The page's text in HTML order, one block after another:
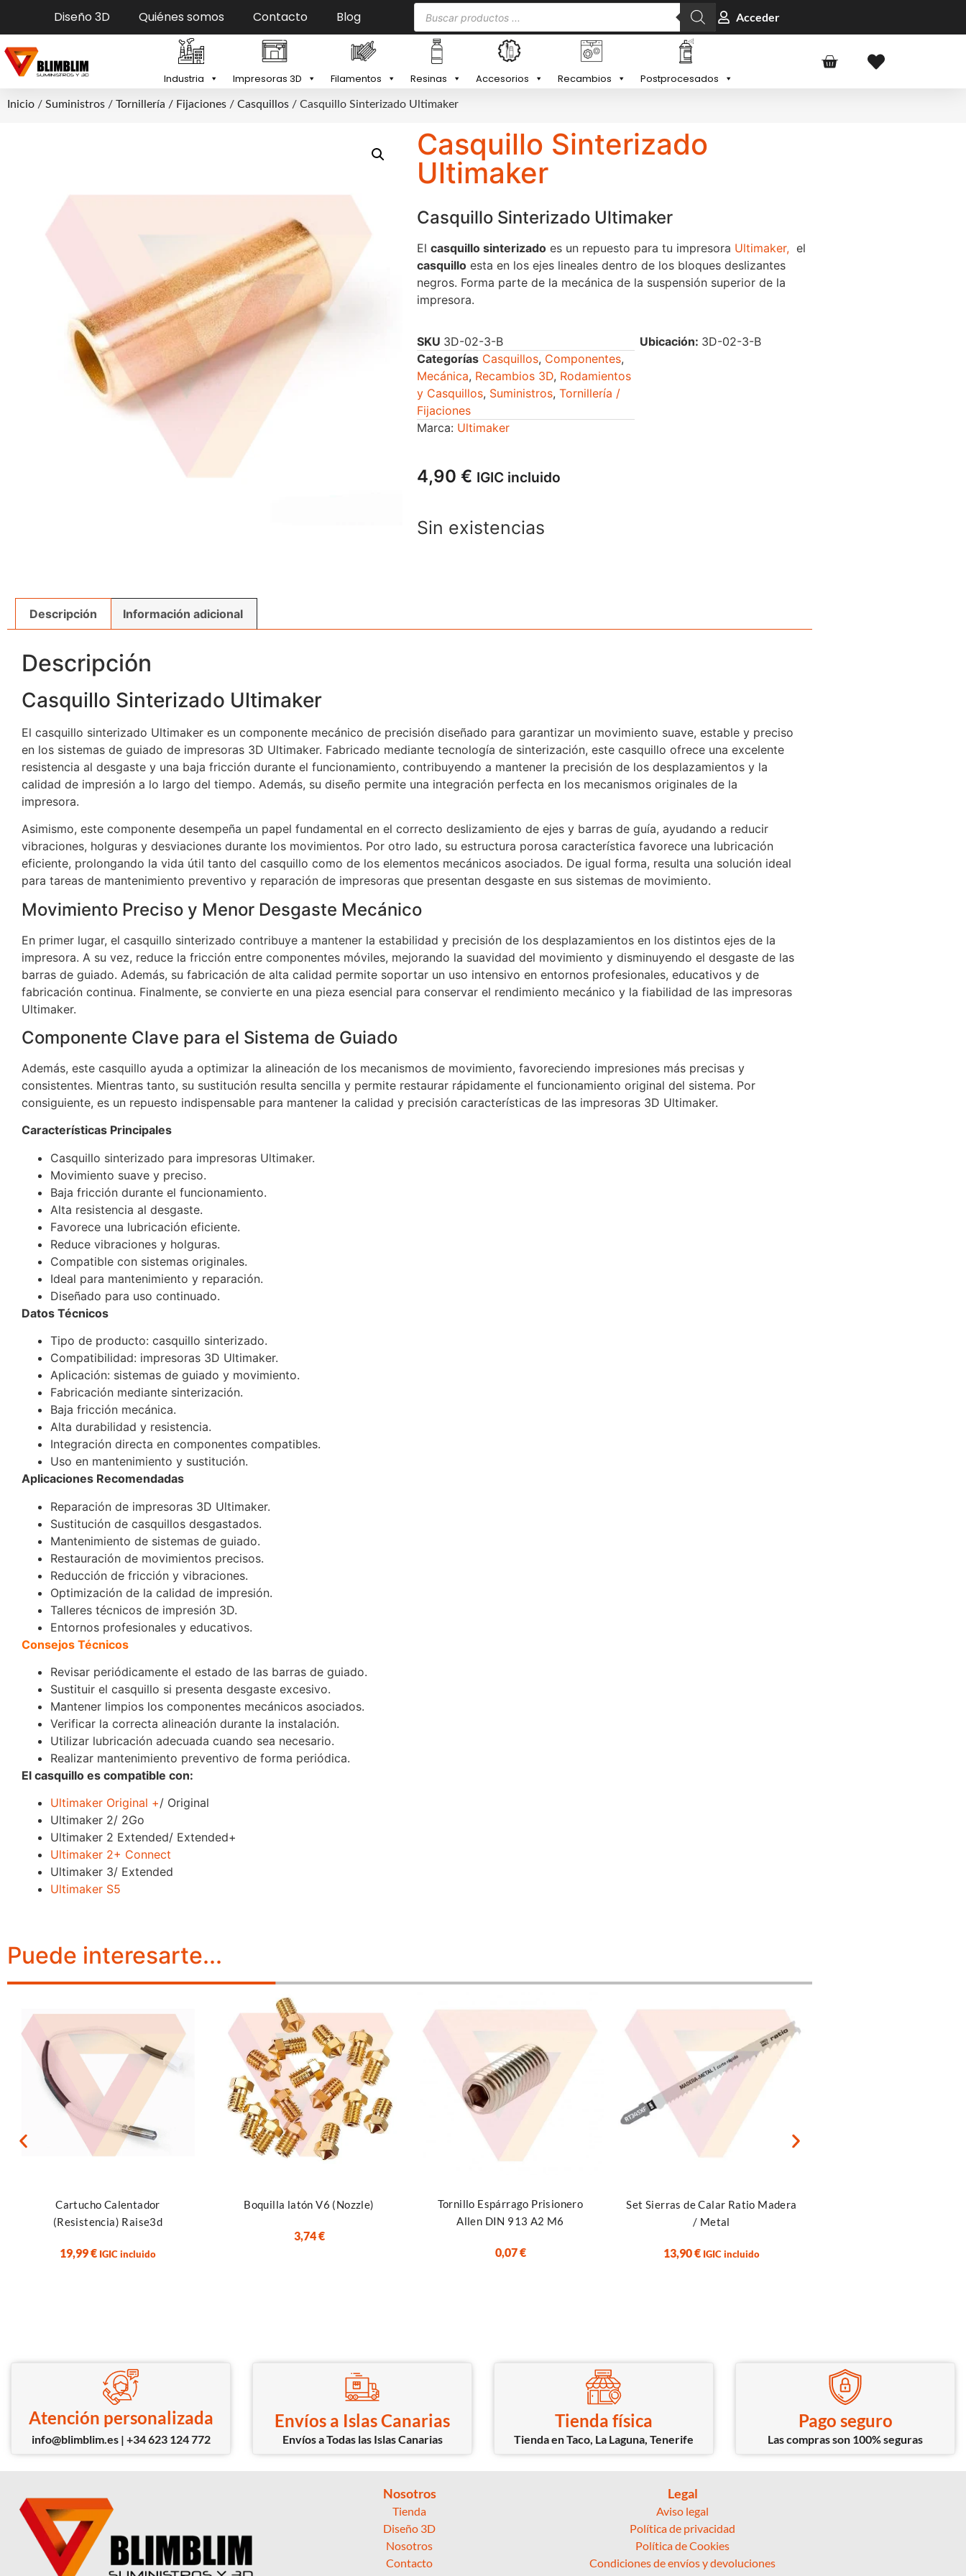
Diseño 3D Quiénes somos Contacto Blog Acceder
Industria Impresoras 3D Filamentos Resinas Accesorios Recambios Postprocesados
Inicio / Suministros / Tornillería / Fijaciones / Casquillos / Casquillo Sinterizado Ultimaker
Casquillo Sinterizado
Ultimaker
Casquillo Sinterizado Ultimaker
El casquillo sinterizado es un repuesto para tu impresora Ultimaker, el
casquillo esta en los ejes lineales dentro de los bloques deslizantes
negros. Forma parte de la mecánica de la suspensión superior de la
impresora.
SKU 3D-02-3-B
Categorías Casquillos, Componentes,
Mecánica, Recambios 3D, Rodamientos
y Casquillos, Suministros, Tornillería /
Fijaciones
Marca: Ultimaker
Ubicación: 3D-02-3-B
4,90 € IGIC incluido
Sin existencias
Descripción Información adicional
Descripción
Casquillo Sinterizado Ultimaker
El casquillo sinterizado Ultimaker es un componente mecánico de precisión diseñado para garantizar un movimiento suave, estable y preciso
en los sistemas de guiado de impresoras 3D Ultimaker. Fabricado mediante tecnología de sinterización, este casquillo ofrece una excelente
resistencia al desgaste y una baja fricción durante el funcionamiento, contribuyendo a mantener la precisión de los desplazamientos y la
calidad de impresión a lo largo del tiempo. Además, su diseño permite una integración perfecta en los mecanismos originales de la
impresora.
Asimismo, este componente desempeña un papel fundamental en el correcto deslizamiento de ejes y barras de guía, ayudando a reducir
vibraciones, holguras y desviaciones durante los movimientos. Por otro lado, su estructura porosa característica favorece una lubricación
eficiente, prolongando la vida útil tanto del casquillo como de los elementos mecánicos asociados. De igual forma, resulta una solución ideal
para tareas de mantenimiento preventivo y reparación de impresoras que presentan desgaste en sus sistemas de movimiento.
Movimiento Preciso y Menor Desgaste Mecánico
En primer lugar, el casquillo sinterizado contribuye a mantener la estabilidad y precisión de los desplazamientos en los distintos ejes de la
impresora. A su vez, reduce la fricción entre componentes móviles, mejorando la suavidad del movimiento y disminuyendo el desgaste de las
barras de guiado. Además, su fabricación de alta calidad permite soportar un uso intensivo en entornos profesionales, educativos y de
fabricación continua. Finalmente, se convierte en una pieza esencial para conservar el rendimiento mecánico y la fiabilidad de las impresoras
Ultimaker.
Componente Clave para el Sistema de Guiado
Además, este casquillo ayuda a optimizar la alineación de los mecanismos de movimiento, favoreciendo impresiones más precisas y
consistentes. Mientras tanto, su sustitución resulta sencilla y permite restaurar rápidamente el funcionamiento original del sistema. Por
consiguiente, es un repuesto indispensable para mantener la calidad y precisión características de las impresoras 3D Ultimaker.
Características Principales
Casquillo sinterizado para impresoras Ultimaker.
Movimiento suave y preciso.
Baja fricción durante el funcionamiento.
Alta resistencia al desgaste.
Favorece una lubricación eficiente.
Reduce vibraciones y holguras.
Compatible con sistemas originales.
Ideal para mantenimiento y reparación.
Diseñado para uso continuado.
Datos Técnicos
Tipo de producto: casquillo sinterizado.
Compatibilidad: impresoras 3D Ultimaker.
Aplicación: sistemas de guiado y movimiento.
Fabricación mediante sinterización.
Baja fricción mecánica.
Alta durabilidad y resistencia.
Integración directa en componentes compatibles.
Uso en mantenimiento y sustitución.
Aplicaciones Recomendadas
Reparación de impresoras 3D Ultimaker.
Sustitución de casquillos desgastados.
Mantenimiento de sistemas de guiado.
Restauración de movimientos precisos.
Reducción de fricción y vibraciones.
Optimización de la calidad de impresión.
Talleres técnicos de impresión 3D.
Entornos profesionales y educativos.
Consejos Técnicos
Revisar periódicamente el estado de las barras de guiado.
Sustituir el casquillo si presenta desgaste excesivo.
Mantener limpios los componentes mecánicos asociados.
Verificar la correcta alineación durante la instalación.
Utilizar lubricación adecuada cuando sea necesario.
Realizar mantenimiento preventivo de forma periódica.
El casquillo es compatible con:
Ultimaker Original +/ Original
Ultimaker 2/ 2Go
Ultimaker 2 Extended/ Extended+
Ultimaker 2+ Connect
Ultimaker 3/ Extended
Ultimaker S5
Puede interesarte...
Cartucho Calentador
(Resistencia) Raise3d
19,99€ IGIC incluido
Boquilla latón V6 (Nozzle)
3,74€
Tornillo Espárrago Prisionero
Allen DIN 913 A2 M6
0,07€
Set Sierras de Calar Ratio Madera
/ Metal
13,90€ IGIC incluido
Atención personalizada
info@blimblim.es | +34 623 124 772
Envíos a Islas Canarias
Envíos a Todas las Islas Canarias
Tienda física
Tienda en Taco, La Laguna, Tenerife
Pago seguro
Las compras son 100% seguras
Nosotros
Tienda
Diseño 3D
Nosotros
Contacto
Legal
Aviso legal
Política de privacidad
Política de Cookies
Condiciones de envíos y devoluciones